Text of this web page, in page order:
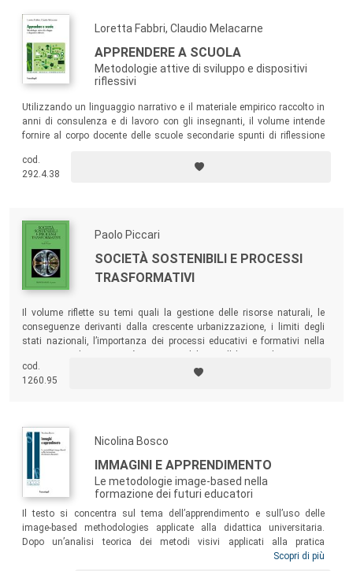
Loretta Fabbri, Claudio Melacarne
APPRENDERE A SCUOLA
Metodologie attive di sviluppo e dispositivi
riflessivi
Utilizzando un linguaggio narrativo e il materiale empirico raccolto in
anni di consulenza e di lavoro con gli insegnanti, il volume intende
fornire al corpo docente delle scuole secondarie spunti di riflessione
insegnamento e gestione della conoscenza a scuola.
cod.
292.4.38
Paolo Piccari
SOCIETÀ SOSTENIBILI E PROCESSI
TRASFORMATIVI
Il volume riflette su temi quali la gestione delle risorse naturali, le
conseguenze derivanti dalla crescente urbanizzazione, i limiti degli
stati nazionali, l’importanza dei processi educativi e formativi nella
il complesso mosaico dello sviluppo sostenibile, quanto mai
fondamentale per progettare il futuro della Terra.
cod.
1260.95
Nicolina Bosco
IMMAGINI E APPRENDIMENTO
Le metodologie image-based nella
formazione dei futuri educatori
Il testo si concentra sul tema dell’apprendimento e sull’uso delle
image-based methodologies applicate alla didattica universitaria.
Dopo un’analisi teorica dei metodi visivi applicati alla pratica
universitaria, viene presentata un’esperienza didattica image-based
Scopri di più